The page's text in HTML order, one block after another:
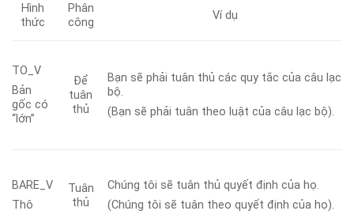
Hình
thức
Phân
công
Ví dụ
TO_V
Bản
gốc có
“lớn”
Để
tuân
thủ
Bạn sẽ phải tuân thủ các quy tắc của câu lạc
bộ.
(Bạn sẽ phải tuân theo luật của câu lạc bộ).
BARE_V
Thô
Tuân
thủ
Chúng tôi sẽ tuân thủ quyết định của họ.
(Chúng tôi sẽ tuân theo quyết định của họ).